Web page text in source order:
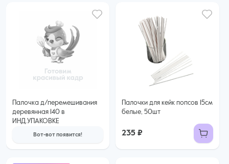
Палочка д/перемешивания
деревянная 140 в
ИНД.УПАКОВКЕ
Вот-вот появится!
Палочки для кейк попсов 15см
белые, 50шт
235 ₽